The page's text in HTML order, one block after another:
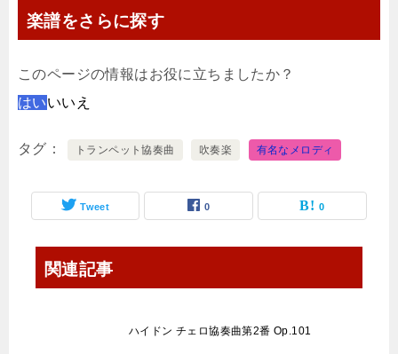
楽譜をさらに探す
このページの情報はお役に立ちましたか？
はいいいえ
タグ トランペット協奏曲 吹奏楽 有名なメロディ
Tweet 0 0
関連記事
ハイドン チェロ協奏曲第2番 Op.101